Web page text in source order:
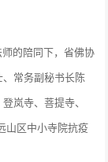
的陪同下，省佛协
常务副秘书长陈
岚寺、菩提寺、
山区中小寺院抗疫